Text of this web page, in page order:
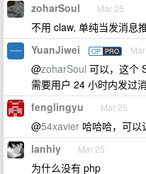
zoharSoul Mar 25
不用 claw, 单纯当发消息
YuanJiwei OP PRO
@zoharSoul 可以，这个
需要用户 24 小时内发过
fenglingyu Mar 25
@54xavier 哈哈哈，可以
lanhiy Mar 25
为什么没有 php